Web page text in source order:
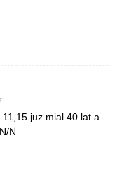
juz mial 40 lat a
N